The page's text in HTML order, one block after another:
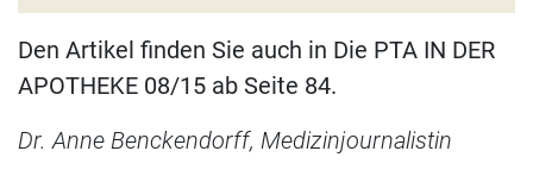
Den Artikel finden Sie auch in Die PTA IN DER
APOTHEKE 08/15 ab Seite 84.
Dr. Anne Benckendorff, Medizinjournalistin